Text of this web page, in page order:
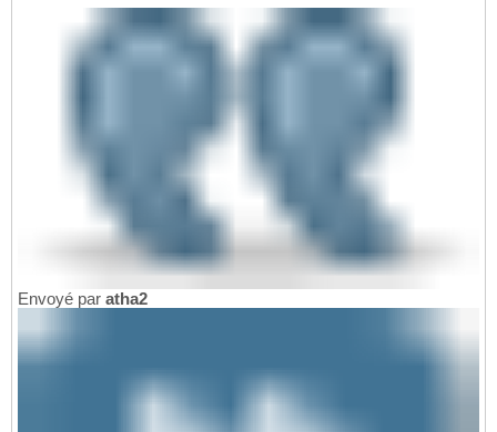
Envoyé par atha2